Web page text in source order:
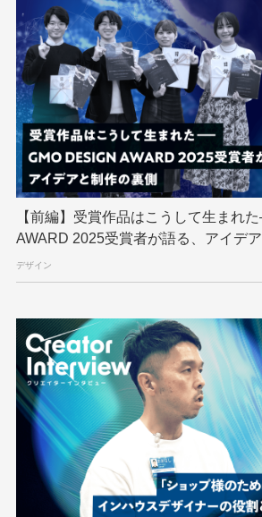
GMOコネクト GMOサイバーセキュ
GMOデジキッズ GMOブランドセキ
GMOペイメントゲートウェイ GMO
GMOメイクショップ GMOメディア
GMO大会議 GMO天秤AI Go
GTB Hack-1グランプリ IETF
Japan Drone
Java JJUG JSAI2026
Kaigi on Rails
Perl PHP PHPcon
Python RFC RPA
SECCON Selenium
splunk SRE Takumi byGMO
TypeScript UI/UX vibe
VS Code XSS ZTNA
【前編】受賞作品はこうして生まれ
AWARD 2025受賞者が語る、アイデ
デザイン